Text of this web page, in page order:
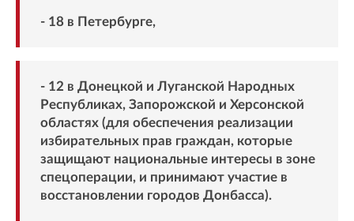
- 18 в Петербурге,
- 12 в Донецкой и Луганской Народных
Республиках, Запорожской и Херсонской
областях (для обеспечения реализации
избирательных прав граждан, которые
защищают национальные интересы в зоне
спецоперации, и принимают участие в
восстановлении городов Донбасса).